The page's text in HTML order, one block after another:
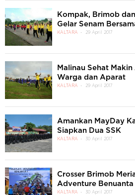
Kompak, Brimob
Gelar Senam
KALTARA 29 April 2017
Malinau Sehat
Warga dan Aparat
KALTARA 29 April 2017
Amankan MayDay
Siapkan Dua SSK
KALTARA 30 April 2017
Crosser Brimob
Adventure Benuanta I
KALTARA 30 April 2017